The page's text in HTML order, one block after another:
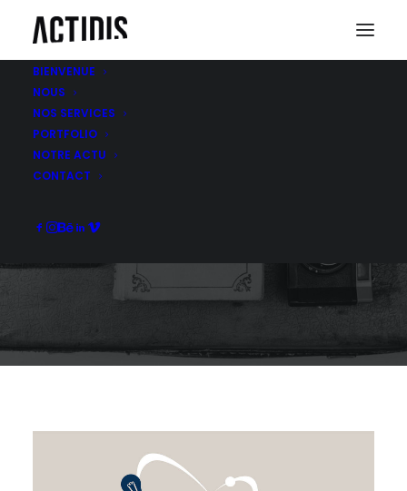
BIENVENUE
NOUS
NOS SERVICES
PORTFOLIO
NOTRE ACTU
CONTACTSTUDIO GRAPHIQUE